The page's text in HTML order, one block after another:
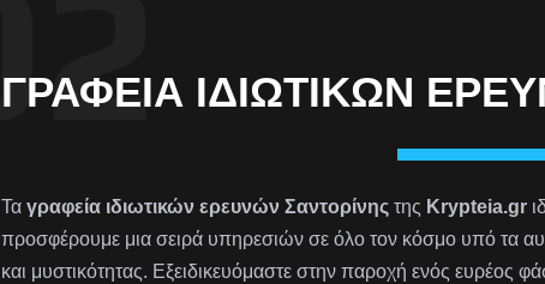
ΓΡΑΦΕΊΑ ΙΔΙΩΤΙΚΏΝ
Τα γραφεία ιδιωτικών ερευνών Σαντορίνηςτης Krypteia.gr
προσφέρουμε μια σειρά υπηρεσιών σε όλο τον κόσμο υπό τα
και μυστικότητας. Εξειδικευόμαστε στην παροχή ενός ευρέος